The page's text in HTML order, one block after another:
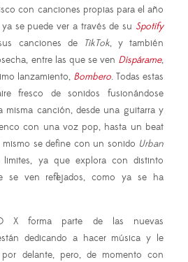
con canciones propias para el año
se puede ver a través de su Spotify
canciones de
TikTok, y también
entre las que se ven Dispárame,
lanzamiento, Bombero. Todas estas
fresco de sonidos fusionándose
misma canción, desde una guitarra y
con una voz pop, hasta un beat
se define con un sonido Urban
limites, ya que explora con distinto
se ven reflejados, como ya se ha
X forma parte de las nuevas
dedicando a hacer música y le
delante, pero, de momento con